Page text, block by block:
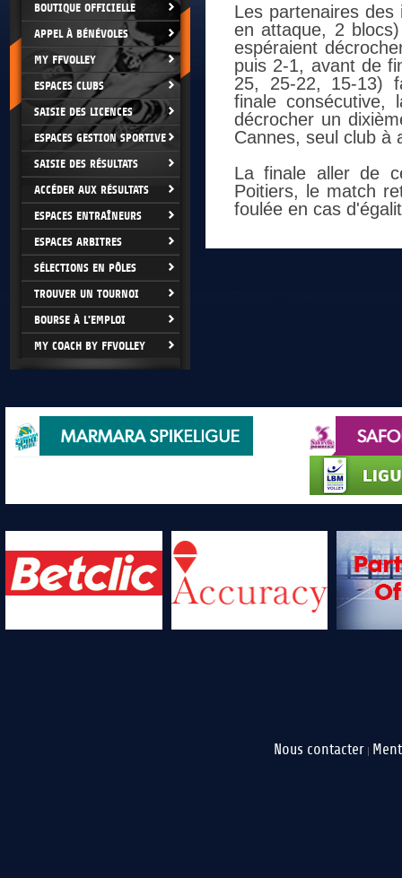
BOUTIQUE OFFICIELLE
APPEL À BÉNÉVOLES
MY FFVOLLEY
ESPACES CLUBS
SAISIE DES LICENCES
ESPACES GESTION SPORTIVE
SAISIE DES RÉSULTATS
ACCÉDER AUX RÉSULTATS
ESPACES ENTRAÎNEURS
ESPACES ARBITRES
SÉLECTIONS EN PÔLES
TROUVER UN TOURNOI
BOURSE À L'EMPLOI
MY COACH BY FFVOLLEY
Les partenaires
en attaque, 2
espéraient
puis 2-1, avant de
25, 25-22, 15-13)
finale consécutive,
décrocher un
Cannes, seul club à
La finale aller de
Poitiers, le match
foulée en cas
Nous contacter |